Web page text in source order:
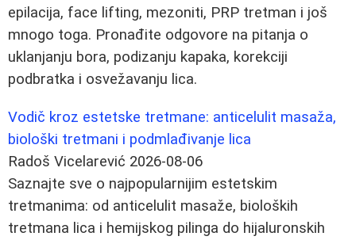
epilacija, face lifting, mezoniti, PRP tretman i još
mnogo toga. Pronađite odgovore na pitanja o
uklanjanju bora, podizanju kapaka, korekciji
podbratka i osvežavanju lica.
Vodič kroz estetske tretmane: anticelulit masaža,
biološki tretmani i podmlađivanje lica
Radoš Vicelarević 2026-08-06
Saznajte sve o najpopularnijim estetskim
tretmanima: od anticelulit masaže, bioloških
tretmana lica i hemijskog pilinga do hijaluronskih